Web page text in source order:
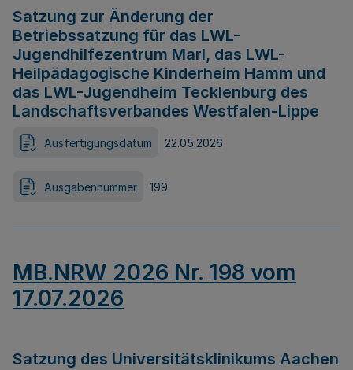
Satzung zur Änderung der
Betriebssatzung für das LWL-
Jugendhilfezentrum Marl, das LWL-
Heilpädagogische Kinderheim Hamm und
das LWL-Jugendheim Tecklenburg des
Landschaftsverbandes Westfalen-Lippe
Ausfertigungsdatum 22.05.2026
Ausgabennummer 199
MB.NRW 2026 Nr. 198 vom
17.07.2026
Satzung des Universitätsklinikums Aachen